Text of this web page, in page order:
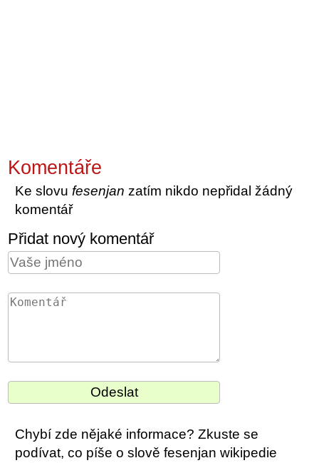
Komentáře
Ke slovu fesenjan zatím nikdo nepřidal žádný
komentář
Přidat nový komentář
Chybí zde nějaké informace? Zkuste se
podívat, co píše o slově fesenjan wikipedie